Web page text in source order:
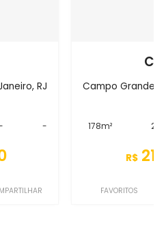
RJ
-
Campo Grande,
178m² 2
R$
FAVORITOS